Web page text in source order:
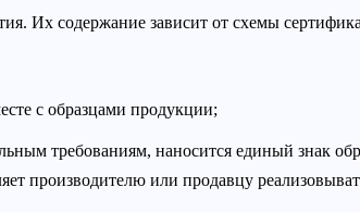
Их содержание зависит от схемы
с образцами продукции;
требованиям, наносится единый знак
производителю или продавцу